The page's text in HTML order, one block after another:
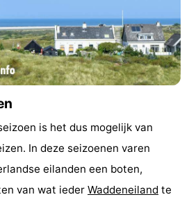
is het dus mogelijk van
In deze seizoenen varen
eilanden een boten,
van wat ieder Waddeneiland te